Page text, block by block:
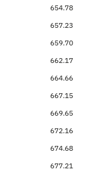
654.78
657.23
659.70
662.17
664.66
667.15
669.65
672.16
674.68
677.21